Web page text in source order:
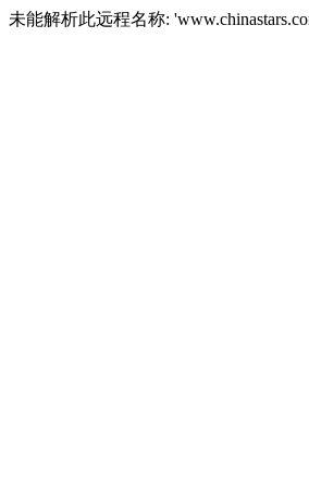
未能解析此远程名称: